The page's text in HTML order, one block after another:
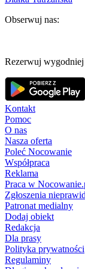
Obserwuj nas:
Rezerwuj
Kontakt
Pomoc
O nas
Nasza oferta
Poleć Nocowanie
Współpraca
Reklama
Praca w
Zgłoszenia
Patronat medialny
Dodaj obiekt
Redakcja
Dla prasy
Polityka prywatności
Regulaminy